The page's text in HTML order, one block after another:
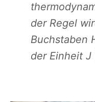
der Regel
Buchstaben
der Einheit J